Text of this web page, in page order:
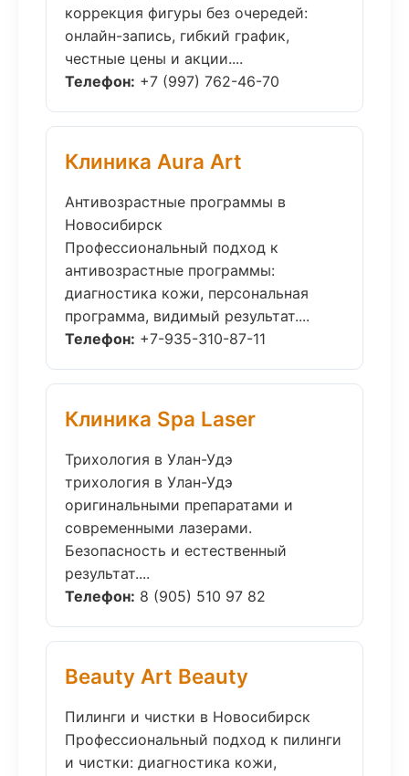
коррекция фигуры без очередей:
онлайн-запись, гибкий график,
честные цены и акции....
Телефон: +7 (997) 762-46-70
Клиника Aura Art
Антивозрастные программы в
Новосибирск
Профессиональный подход к
антивозрастные программы:
диагностика кожи, персональная
программа, видимый результат....
Телефон: +7-935-310-87-11
Клиника Spa Laser
Трихология в Улан-Удэ
трихология в Улан-Удэ
оригинальными препаратами и
современными лазерами.
Безопасность и естественный
результат....
Телефон: 8 (905) 510 97 82
Beauty Art Beauty
Пилинги и чистки в Новосибирск
Профессиональный подход к пилинги
и чистки: диагностика кожи,